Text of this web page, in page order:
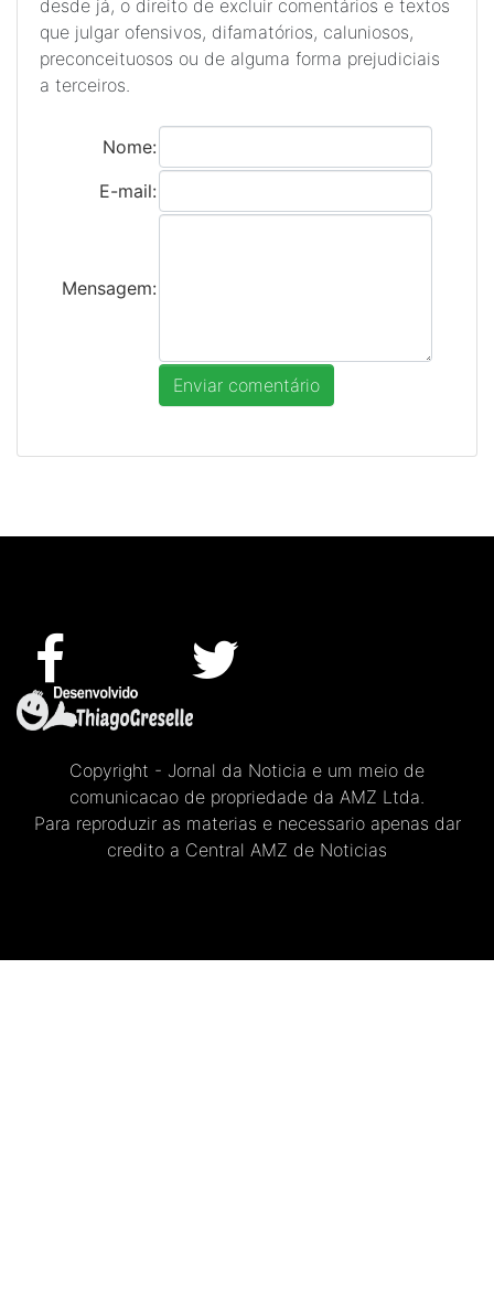
desde já, o direito de excluir comentários e textos
que julgar ofensivos, difamatórios, caluniosos,
preconceituosos ou de alguma forma prejudiciais
a terceiros.
Nome:
E-mail:
Mensagem:
Copyright - Jornal da Noticia e um meio de
comunicacao de propriedade da AMZ Ltda.
Para reproduzir as materias e necessario apenas dar
credito a Central AMZ de Noticias